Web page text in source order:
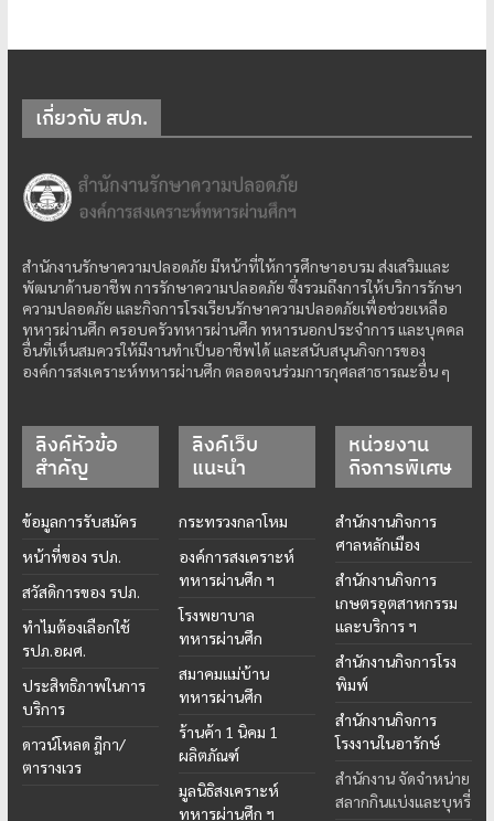
เกี่ยวกับ สปภ.
สำนักงานรักษาความปลอดภัย มีหน้าที่ให้การศึกษาอบรม ส่งเสริมและ
พัฒนาด้านอาชีพ การรักษาความปลอดภัย ซึ่งรวมถึงการให้บริการรักษา
ความปลอดภัย และกิจการโรงเรียนรักษาความปลอดภัยเพื่อช่วยเหลือ
ทหารผ่านศึก ครอบครัวทหารผ่านศึก ทหารนอกประจำการ และบุคคล
อื่นที่เห็นสมควรให้มีงานทำเป็นอาชีพได้ และสนับสนุนกิจการของ
องค์การสงเคราะห์ทหารผ่านศึก ตลอดจนร่วมการกุศลสาธารณะอื่น ๆ
ลิงค์หัวข้อ
สำคัญ
ข้อมูลการรับสมัคร
หน้าที่ของ รปภ.
สวัสดิการของ รปภ.
ทำไมต้องเลือกใช้
รปภ.อผศ.
ประสิทธิภาพในการ
บริการ
ดาวน์โหลด ฎีกา/
ตารางเวร
ลิงค์เว็บ
แนะนำ
กระทรวงกลาโหม
องค์การสงเคราะห์
ทหารผ่านศึก ฯ
โรงพยาบาล
ทหารผ่านศึก
สมาคมแม่บ้าน
ทหารผ่านศึก
ร้านค้า 1 นิคม 1
ผลิตภัณฑ์
มูลนิธิสงเคราะห์
ทหารผ่านศึก ฯ
หน่วยงาน
กิจการพิเศษ
สำนักงานกิจการ
ศาลหลักเมือง
สำนักงานกิจการ
เกษตรอุตสาหกรรม
และบริการ ฯ
สำนักงานกิจการโรง
พิมพ์
สำนักงานกิจการ
โรงงานในอารักษ์
สำนักงาน จัดจำหน่าย
สลากกินแบ่งและบุหรี่